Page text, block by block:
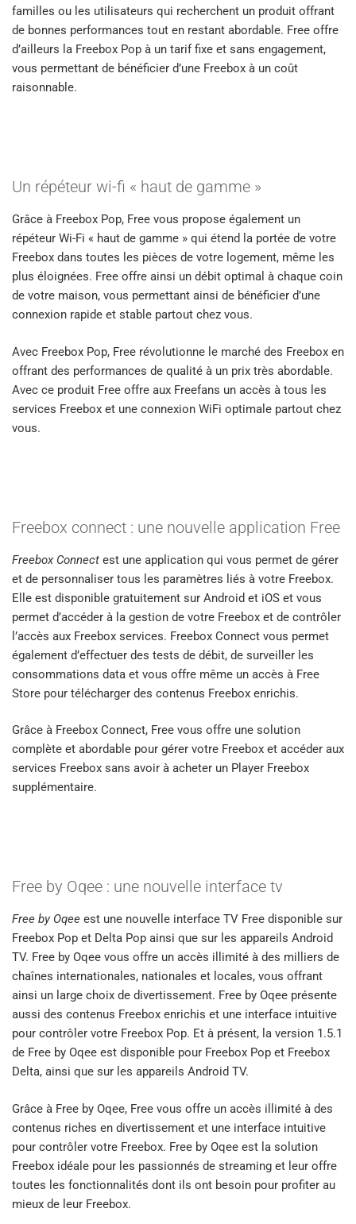
familles ou les utilisateurs qui recherchent un produit offrant
de bonnes performances tout en restant abordable. Free offre
d’ailleurs la Freebox Pop à un tarif fixe et sans engagement,
vous permettant de bénéficier d’une Freebox à un coût
raisonnable.
Un répéteur wi-fi « haut de gamme »
Grâce à Freebox Pop, Free vous propose également un
répéteur Wi-Fi « haut de gamme » qui étend la portée de votre
Freebox dans toutes les pièces de votre logement, même les
plus éloignées. Free offre ainsi un débit optimal à chaque coin
de votre maison, vous permettant ainsi de bénéficier d’une
connexion rapide et stable partout chez vous.
Avec Freebox Pop, Free révolutionne le marché des Freebox en
offrant des performances de qualité à un prix très abordable.
Avec ce produit Free offre aux Freefans un accès à tous les
services Freebox et une connexion WiFi optimale partout chez
vous.
Freebox connect : une nouvelle application Free
Freebox Connect est une application qui vous permet de gérer
et de personnaliser tous les paramètres liés à votre Freebox.
Elle est disponible gratuitement sur Android et iOS et vous
permet d’accéder à la gestion de votre Freebox et de contrôler
l’accès aux Freebox services. Freebox Connect vous permet
également d’effectuer des tests de débit, de surveiller les
consommations data et vous offre même un accès à Free
Store pour télécharger des contenus Freebox enrichis.
Grâce à Freebox Connect, Free vous offre une solution
complète et abordable pour gérer votre Freebox et accéder aux
services Freebox sans avoir à acheter un Player Freebox
supplémentaire.
Free by Oqee : une nouvelle interface tv
Free by Oqee est une nouvelle interface TV Free disponible sur
Freebox Pop et Delta Pop ainsi que sur les appareils Android
TV. Free by Oqee vous offre un accès illimité à des milliers de
chaînes internationales, nationales et locales, vous offrant
ainsi un large choix de divertissement. Free by Oqee présente
aussi des contenus Freebox enrichis et une interface intuitive
pour contrôler votre Freebox Pop. Et à présent, la version 1.5.1
de Free by Oqee est disponible pour Freebox Pop et Freebox
Delta, ainsi que sur les appareils Android TV.
Grâce à Free by Oqee, Free vous offre un accès illimité à des
contenus riches en divertissement et une interface intuitive
pour contrôler votre Freebox. Free by Oqee est la solution
Freebox idéale pour les passionnés de streaming et leur offre
toutes les fonctionnalités dont ils ont besoin pour profiter au
mieux de leur Freebox.